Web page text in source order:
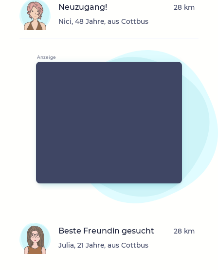
Neuzugang!
Nici, 48 Jahre, aus Cottbus
28 km
Beste Freundin gesucht
Julia, 21 Jahre, aus Cottbus
28 km